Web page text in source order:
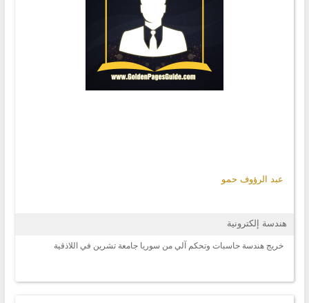
عبد الرؤوف حمو
هندسة إلكترونية
خريج هندسة حاسبات وتحكم آلي من سوريا جامعة تشرين في اللاذقية